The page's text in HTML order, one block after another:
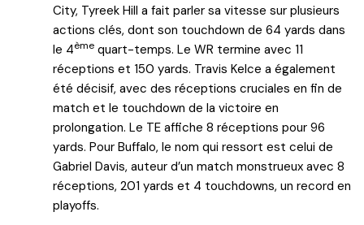
City, Tyreek Hill a fait parler sa vitesse sur plusieurs
actions clés, dont son touchdown de 64 yards dans
le 4ème quart-temps. Le WR termine avec 11
réceptions et 150 yards. Travis Kelce a également
été décisif, avec des réceptions cruciales en fin de
match et le touchdown de la victoire en
prolongation. Le TE affiche 8 réceptions pour 96
yards. Pour Buffalo, le nom qui ressort est celui de
Gabriel Davis, auteur d’un match monstrueux avec 8
réceptions, 201 yards et 4 touchdowns, un record en
playoffs.